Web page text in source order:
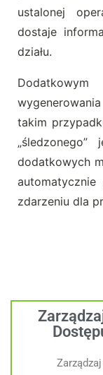
ustalonej
dostaje
działu.
takim
dodatkowych
zdarzeniu dla